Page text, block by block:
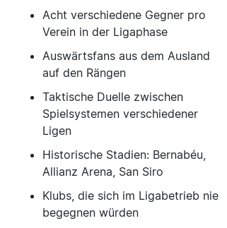
Acht verschiedene Gegner pro
Verein in der Ligaphase
Auswärtsfans aus dem Ausland
auf den Rängen
Taktische Duelle zwischen
Spielsystemen verschiedener
Ligen
Historische Stadien: Bernabéu,
Allianz Arena, San Siro
Klubs, die sich im Ligabetrieb nie
begegnen würden